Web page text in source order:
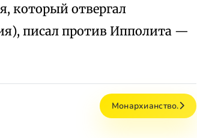
который отвергал
писал против Ипполита —
Монархианство.